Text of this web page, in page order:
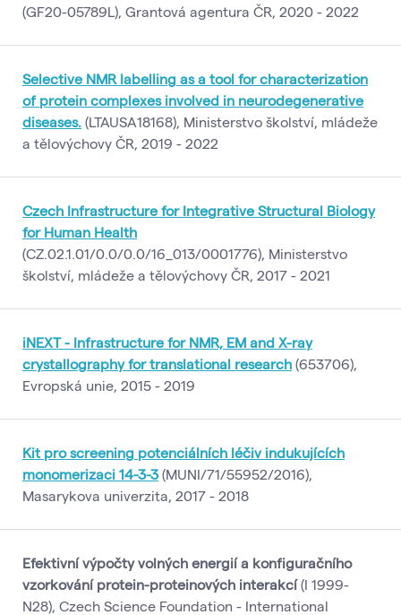
(GF20-05789L), Grantová agentura ČR, 2020 - 2022
Selective NMR labelling as a tool for characterization
of protein complexes involved in neurodegenerative
diseases. (LTAUSA18168), Ministerstvo školství, mládeže
a tělovýchovy ČR, 2019 - 2022
Czech Infrastructure for Integrative Structural Biology
for Human Health
(CZ.02.1.01/0.0/0.0/16_013/0001776), Ministerstvo
školství, mládeže a tělovýchovy ČR, 2017 - 2021
iNEXT - Infrastructure for NMR, EM and X-ray
crystallography for translational research (653706),
Evropská unie, 2015 - 2019
Kit pro screening potenciálních léčiv indukujících
monomerizaci 14-3-3 (MUNI/71/55952/2016),
Masarykova univerzita, 2017 - 2018
Efektivní výpočty volných energií a konfiguračního
vzorkování protein-proteinových interakcí(I 1999-
N28), Czech Science Foundation - International